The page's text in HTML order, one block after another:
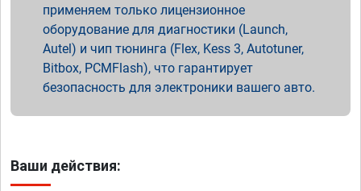
применяем только лицензионное
оборудование для диагностики (Launch,
Autel) и чип тюнинга (Flex, Kess 3, Autotuner,
Bitbox, PCMFlash), что гарантирует
безопасность для электроники вашего авто.
Ваши действия: